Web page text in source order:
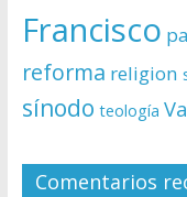
Francisco
reforma religion
sínodo teología
Comentarios